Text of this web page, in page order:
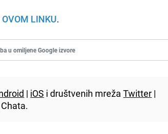
OVOM LINKU.
u omiljene Google izvore
| iOS i društvenih mrežaTwitter |
Chata.